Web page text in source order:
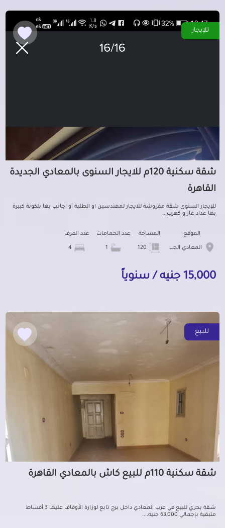
للإيجار
شقة سكنية 120م للايجار السنوى بالمعادي الجديدة
القاهرة
للإيجار السنوى شقة مفروشة للايجار لمهندسين او الطلبة أو اجانب بها بلكونة كبيرة
بها عداد غاز و كهرب...
الموقع
المعادي الجديدة
المساحة عدد الحمامات عدد الغرف
15,000 جنيه / سنوياً
للبيع
شقة سكنية 110م للبيع كاش بالمعادي القاهرة
شقة بحري للبيع في عرب المعادي داخل برج تابع لوزارة الأوقاف عليها 3 أقساط
متبقية بإجمالي 63,000 جنيه،...